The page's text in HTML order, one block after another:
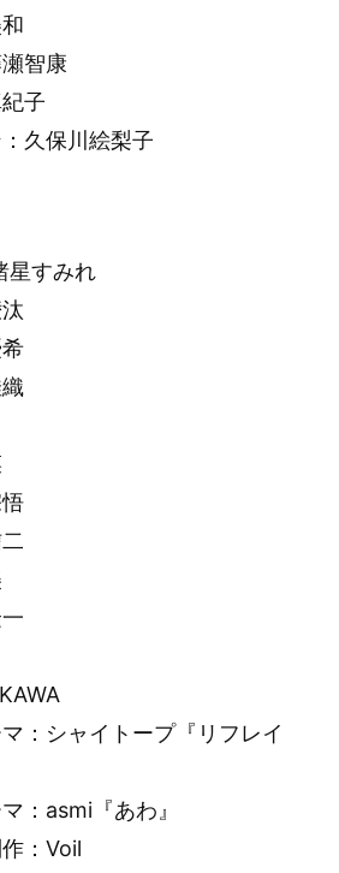
智康
子
久保川絵梨子
星すみれ
：シャイトープ『リフレイ
：asmi『あわ』
：Voil